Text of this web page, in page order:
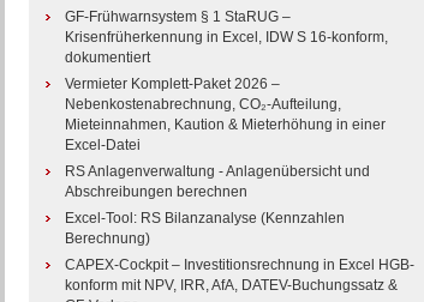
GF-Frühwarnsystem § 1 StaRUG –
Krisenfrüherkennung in Excel, IDW S 16-konform,
dokumentiert
Vermieter Komplett-Paket 2026 –
Nebenkostenabrechnung, CO₂-Aufteilung,
Mieteinnahmen, Kaution & Mieterhöhung in einer
Excel-Datei
RS Anlagenverwaltung - Anlagenübersicht und
Abschreibungen berechnen
Excel-Tool: RS Bilanzanalyse (Kennzahlen
Berechnung)
CAPEX-Cockpit – Investitionsrechnung in Excel HGB-
konform mit NPV, IRR, AfA, DATEV-Buchungssatz &